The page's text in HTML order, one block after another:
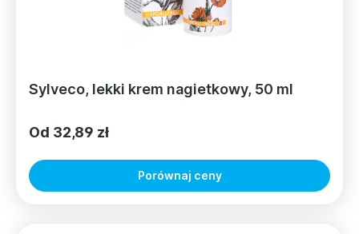
Sylveco, lekki krem nagietkowy, 50 ml
Od 32,89 zł
Porównaj ceny